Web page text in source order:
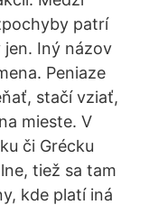
patrí
jen. Iný názov
Peniaze
stačí vziať,
mieste. V
či Grécku
tiež sa tam
kde platí iná